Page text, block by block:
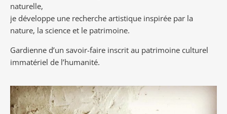
naturelle,
je développe une recherche artistique inspirée par la
nature, la science et le patrimoine.
Gardienne d’un savoir-faire inscrit au patrimoine culturel
immatériel de l’humanité.